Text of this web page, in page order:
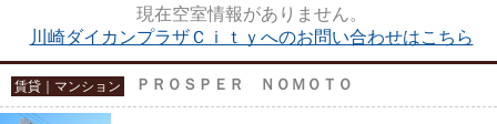
現在空室情報がありません。
川崎ダイカンプラザＣｉｔｙへのお問い合わせはこちら
賃貸｜マンション ＰＲＯＳＰＥＲ ＮＯＭＯＴＯ